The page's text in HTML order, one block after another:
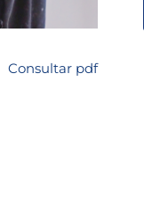
Consultar pdf